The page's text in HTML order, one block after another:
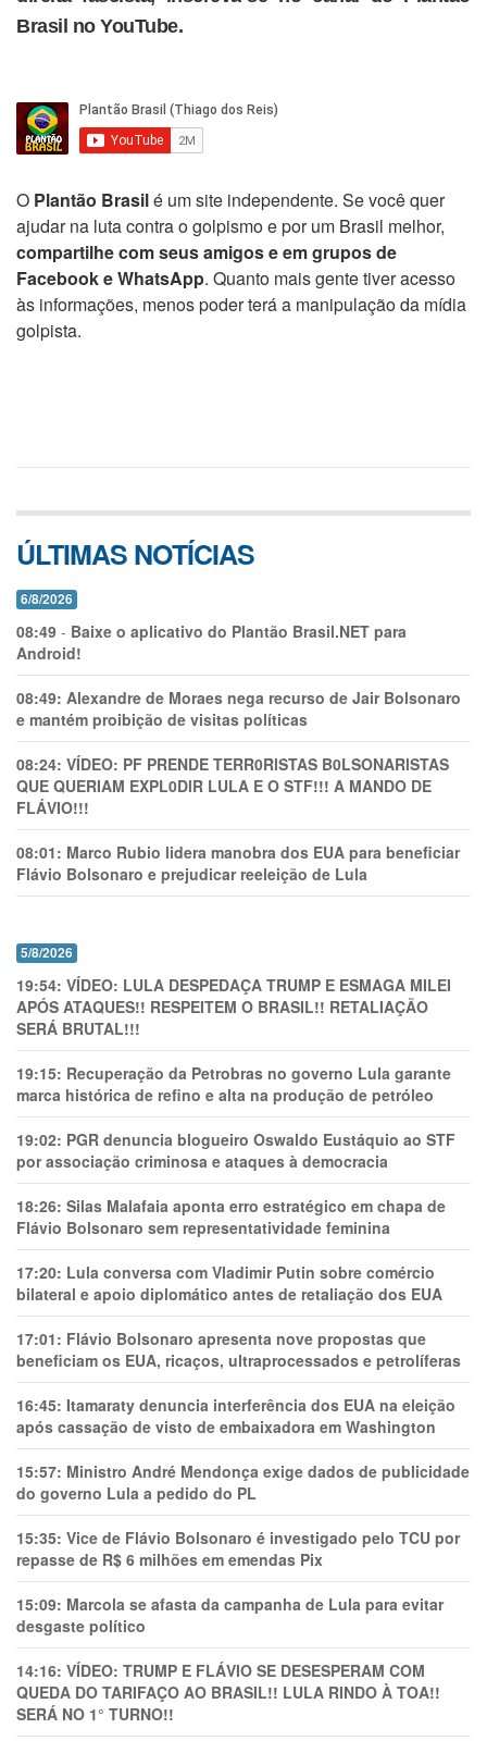
Brasil no YouTube.
O Plantão Brasilé um site independente. Se você quer
ajudar na luta contra o golpismo e por um Brasil melhor,
compartilhe com seus amigos e em grupos de
Facebook e WhatsApp. Quanto mais gente tiver acesso
às informações, menos poder terá a manipulação da mídia
golpista.
ÚLTIMAS NOTÍCIAS
6/8/2026
08:49 - Baixe o aplicativo do Plantão Brasil.NET para
Android!
08:49: Alexandre de Moraes nega recurso de Jair Bolsonaro
e mantém proibição de visitas políticas
08:24: VÍDEO: PF PRENDE TERR0RlSTAS B0LSONARlSTAS
QUE QUERIAM EXPL0DlR LULA E O STF!!! A MANDO DE
FLÁVIO!!!
08:01: Marco Rubio lidera manobra dos EUA para beneficiar
Flávio Bolsonaro e prejudicar reeleição de Lula
5/8/2026
19:54: VÍDEO: LULA DESPEDAÇA TRUMP E ESMAGA MILEI
APÓS ATAQUES!! RESPEITEM O BRASIL!! RETALIAÇÃO
SERÁ BRUTAL!!!
19:15: Recuperação da Petrobras no governo Lula garante
marca histórica de refino e alta na produção de petróleo
19:02: PGR denuncia blogueiro Oswaldo Eustáquio ao STF
por associação criminosa e ataques à democracia
18:26: Silas Malafaia aponta erro estratégico em chapa de
Flávio Bolsonaro sem representatividade feminina
17:20: Lula conversa com Vladimir Putin sobre comércio
bilateral e apoio diplomático antes de retaliação dos EUA
17:01: Flávio Bolsonaro apresenta nove propostas que
beneficiam os EUA, ricaços, ultraprocessados e petrolíferas
16:45: Itamaraty denuncia interferência dos EUA na eleição
após cassação de visto de embaixadora em Washington
15:57: Ministro André Mendonça exige dados de publicidade
do governo Lula a pedido do PL
15:35: Vice de Flávio Bolsonaro é investigado pelo TCU por
repasse de R$ 6 milhões em emendas Pix
15:09: Marcola se afasta da campanha de Lula para evitar
desgaste político
14:16: VÍDEO: TRUMP E FLÁVIO SE DESESPERAM COM
QUEDA DO TARIFAÇO AO BRASIL!! LULA RINDO À TOA!!
SERÁ NO 1° TURNO!!